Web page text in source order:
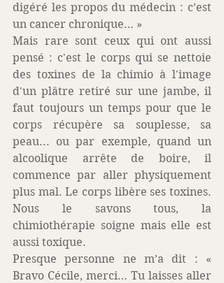
digéré les propos du médecin : c’est
un cancer chronique… »
Mais rare sont ceux qui ont aussi
pensé : c'est le corps qui se nettoie
des toxines de la chimio à l'image
d'un plâtre retiré sur une jambe, il
faut toujours un temps pour que le
corps récupère sa souplesse, sa
peau... ou par exemple, quand un
alcoolique arrête de boire, il
commence par aller physiquement
plus mal. Le corps libère ses toxines.
Nous le savons tous, la
chimiothérapie soigne mais elle est
aussi toxique.
Presque personne ne m’a dit : «
Bravo Cécile, merci… Tu laisses aller